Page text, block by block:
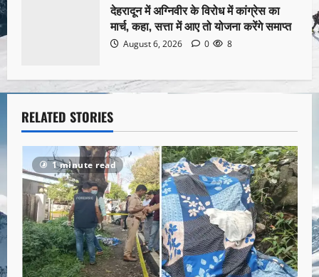
देहरादून में अग्निवीर के विरोध में कांग्रेस का
मार्च, कहा, सत्ता में आए तो योजना करेंगे समाप्त
August 6, 2026 0 8
RELATED STORIES
1 minute read